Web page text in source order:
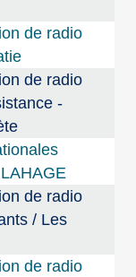
de radio
de radio
-
de radio
/ Les
de radio